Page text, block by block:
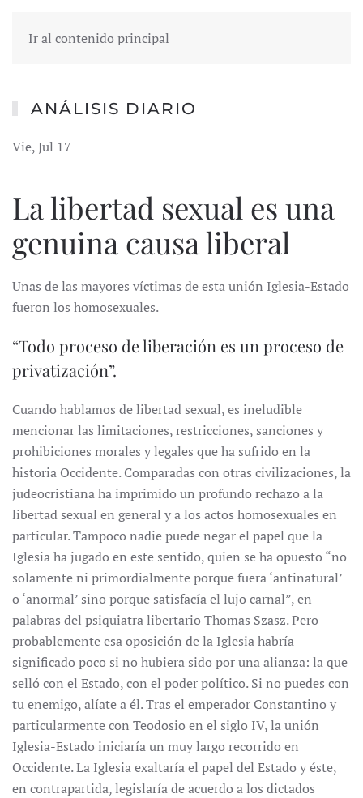
Ir al contenido principal
ANÁLISIS DIARIO
Vie, Jul 17
La libertad sexual es una
genuina causa liberal
Unas de las mayores víctimas de esta unión Iglesia-Estado
fueron los homosexuales.
“Todo proceso de liberación es un proceso de
privatización”.
Cuando hablamos de libertad sexual, es ineludible
mencionar las limitaciones, restricciones, sanciones y
prohibiciones morales y legales que ha sufrido en la
historia Occidente. Comparadas con otras civilizaciones, la
judeocristiana ha imprimido un profundo rechazo a la
libertad sexual en general y a los actos homosexuales en
particular. Tampoco nadie puede negar el papel que la
Iglesia ha jugado en este sentido, quien se ha opuesto “no
solamente ni primordialmente porque fuera ‘antinatural’
o ‘anormal’ sino porque satisfacía el lujo carnal”, en
palabras del psiquiatra libertario Thomas Szasz. Pero
probablemente esa oposición de la Iglesia habría
significado poco si no hubiera sido por una alianza: la que
selló con el Estado, con el poder político. Si no puedes con
tu enemigo, alíate a él. Tras el emperador Constantino y
particularmente con Teodosio en el siglo IV, la unión
Iglesia-Estado iniciaría un muy largo recorrido en
Occidente. La Iglesia exaltaría el papel del Estado y éste,
en contrapartida, legislaría de acuerdo a los dictados